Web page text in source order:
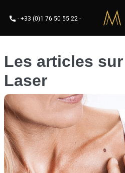
- +33 (0)1 76 50 55 22 -
Les articles
Laser